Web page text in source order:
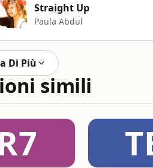
Straight Up
Paula Abdul
Di Più
simili